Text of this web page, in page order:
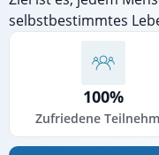
selbstbestimmtes
100%
Zufriedene